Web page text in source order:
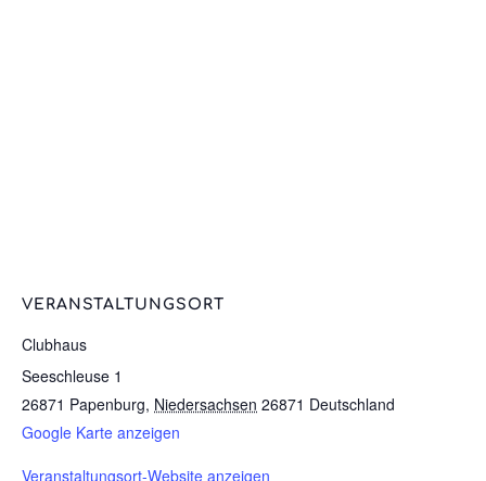
VERANSTALTUNGSORT
Clubhaus
Seeschleuse 1
26871 Papenburg, Niedersachsen 26871 Deutschland
Google Karte anzeigen
Veranstaltungsort-Website anzeigen